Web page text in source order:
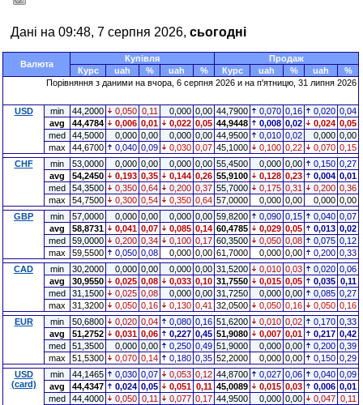
Дані на 09:48, 7 серпня 2026, сьогодні
Валюта
Купівля
Продаж
Курс
uah % uah % Курс uah % uah
%
Порівняння з даними на вчора , 6 серпня 2026 и на п'ятницю, 31 липня 2026
USD min 44,2000 0,050 0,11 0,000 0,00 44,7900 0,070 0,16 0,020 0,04
avg
44,4784 0,006 0,01 0,022 0,05 44,9448 0,008 0,02 0,024 0,05
med
44,5000 0,000 0,00 0,000 0,00 44,9500 0,010 0,02 0,000 0,00
max
44,6700 0,040 0,09 0,030 0,07 45,1000 0,100 0,22 0,070 0,15
CHF
min 53,0000 0,000 0,00 0,000 0,00 55,4500 0,000 0,00 0,150 0,27
avg
54,2450 0,193 0,35 0,144 0,26 55,9100 0,128 0,23 0,004 0,01
med
54,3500 0,350 0,64 0,200 0,37 55,7000 0,175 0,31 0,200 0,36
max
54,7500 0,300 0,54 0,350 0,64 57,0000 0,000 0,00 0,000 0,00
GBP
min 57,0000 0,000 0,00 0,000 0,00 59,8200 0,090 0,15 0,040 0,07
avg
58,8731 0,041 0,07 0,085 0,14 60,4785 0,029 0,05 0,013 0,02
med
59,0000 0,200 0,34 0,100 0,17 60,3500 0,050 0,08 0,075 0,12
max
59,5500 0,050 0,08 0,000 0,00 61,7000 0,000 0,00 0,200 0,33
CAD
min 30,2000 0,000 0,00 0,000 0,00 31,5200 0,010 0,03 0,020 0,06
avg
30,9550 0,025 0,08 0,033 0,10 31,7550 0,015 0,05 0,035 0,11
med
31,1500 0,025 0,08 0,000 0,00 31,7250 0,000 0,00 0,085 0,27
max
31,3200 0,050 0,16 0,130 0,41 32,0500 0,050 0,16 0,050 0,16
EUR
min 50,6800 0,020 0,04 0,080 0,16 51,6200 0,010 0,02 0,170 0,33
avg
51,2752 0,031 0,06 0,227 0,45 51,9080 0,007 0,01 0,217 0,42
med
51,3500 0,000 0,00 0,250 0,49 51,9000 0,000 0,00 0,200 0,39
max
51,5300 0,070 0,14 0,180 0,35 52,2000 0,000 0,00 0,150 0,29
USD
(card)
min 44,1465 0,030 0,07 0,053 0,12 44,8700 0,027 0,06 0,040 0,09
avg
44,4347 0,024 0,05 0,051 0,11 45,0089 0,015 0,03 0,006 0,01
med
44,4000 0,050 0,11 0,077 0,17 44,9500 0,000 0,00 0,047 0,11